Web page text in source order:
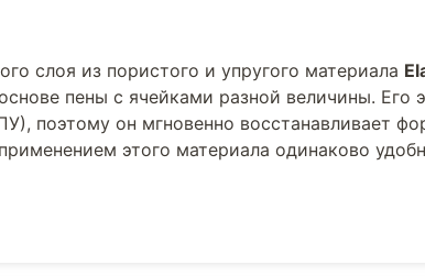
слоя из пористого и упругого материала
пены с ячейками разной величины. Его
поэтому он мгновенно восстанавливает
этого материала одинаково